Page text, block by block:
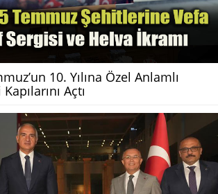
10. Yılına Özel Anlamlı
Açtı